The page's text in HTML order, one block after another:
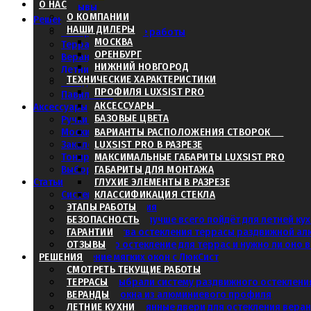
Отзывы
Решения
Смотреть текущие работы
Террасы
Веранды
Летние кухни
Беседки
Павильоны
Аксессуары
Ручки и замки
Москитные сетки
Закаленное стекло
Тонировка
Выбор цвета профиля
Статьи
Система ЛюкСист
Системы остекления
Какое остекление лучше всего пойдёт для летней
3 преимущества остекления террасы раздвижной
Какое нужно остекление для террас и нужно ли оно
Сравнение мягких окон с ЛюкСист
Остекление террасы
Почему мы выбрали систему раздвижного
Раздвижные окна из алюминиевого профиля
Раздвижные стеклянные двери для остекления
О НАС
О КОМПАНИИ
НАШИ ДИЛЕРЫ
МОСКВА
ОРЕНБУРГ
НИЖНИЙ НОВГОРОД
ТЕХНИЧЕСКИЕ ХАРАКТЕРИСТИКИ
ПРОФИЛЯ LUXSIST PRO
АКСЕССУАРЫ
БАЗОВЫЕ ЦВЕТА
ВАРИАНТЫ РАСПОЛОЖЕНИЯ СТВОРОК
LUXSIST PRO В РАЗРЕЗЕ
МАКСИМАЛЬНЫЕ ГАБАРИТЫ LUXSIST PRO
ГАБАРИТЫ ДЛЯ МОНТАЖА
ГЛУХИЕ ЭЛЕМЕНТЫ В РАЗРЕЗЕ
КЛАССИФИКАЦИЯ СТЕКЛА
ЭТАПЫ РАБОТЫ
БЕЗОПАСНОСТЬ
ГАРАНТИИ
ОТЗЫВЫ
РЕШЕНИЯ
СМОТРЕТЬ ТЕКУЩИЕ РАБОТЫ
ТЕРРАСЫ
ВЕРАНДЫ
ЛЕТНИЕ КУХНИ
Прислать фотографии и
Получить расчёт стоимости
Для продвинутых,